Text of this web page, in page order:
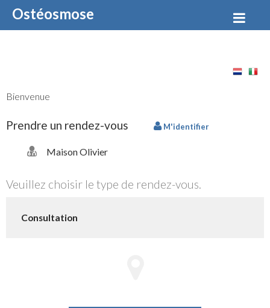
Ostéosmose
Bienvenue
Prendre un rendez-vous M'identifier
Maison Olivier
Veuillez choisir le type de rendez-vous.
Consultation